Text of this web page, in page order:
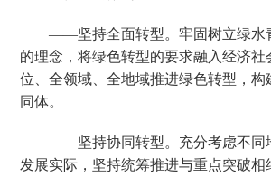
——坚持全面转型。牢固树立绿水
的理念，将绿色转型的要求融入经济社
位、全领域、全地域推进绿色转型，构
同体。
——坚持协同转型。充分考虑不同
发展实际，坚持统筹推进与重点突破相